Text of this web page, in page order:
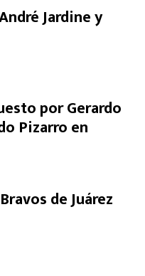
Jardine y
por Gerardo
Pizarro en
de Juárez